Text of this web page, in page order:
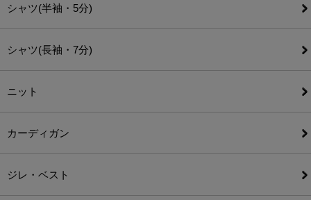
シャツ(半袖・5分)
シャツ(長袖・7分)
ニット
カーディガン
ジレ・ベスト